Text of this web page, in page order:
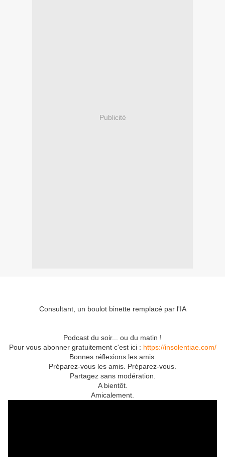
Publicité
Consultant, un boulot binette remplacé par l'IA
Podcast du soir... ou du matin !
Pour vous abonner gratuitement c'est ici : https://insolentiae.com/
Bonnes réflexions les amis.
Préparez-vous les amis. Préparez-vous.
Partagez sans modération.
A bientôt.
Amicalement.